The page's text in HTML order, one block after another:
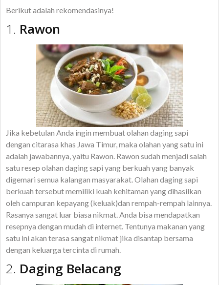
Berikut adalah rekomendasinya!
1. Rawon
Jika kebetulan Anda ingin membuat olahan daging sapi
dengan citarasa khas Jawa Timur, maka olahan yang satu ini
adalah jawabannya, yaitu Rawon. Rawon sudah menjadi salah
satu resep olahan daging sapi yang berkuah yang banyak
digemari semua kalangan masyarakat. Olahan daging sapi
berkuah tersebut memiliki kuah kehitaman yang dihasilkan
oleh campuran kepayang (keluak)dan rempah-rempah lainnya.
Rasanya sangat luar biasa nikmat. Anda bisa mendapatkan
resepnya dengan mudah di internet. Tentunya makanan yang
satu ini akan terasa sangat nikmat jika disantap bersama
dengan keluarga tercinta di rumah.
2. Daging Belacang